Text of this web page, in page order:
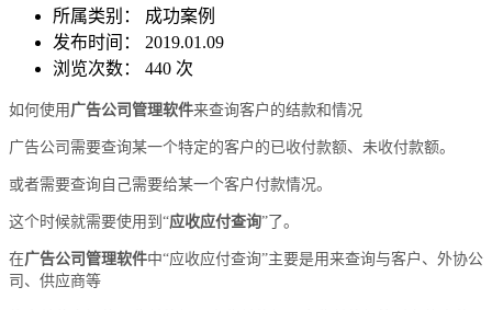
所属类别： 成功案例
发布时间： 2019.01.09
浏览次数： 440 次
如何使用 广告公司管理软件来查询客户的结款和情况
广告公司需要查询某一个特定的客户的已收付款额、未收付款额。
或者需要查询自己需要给某一个客户付款情况。
这个时候就需要使用到“应收应付查询”了。
在广告公司管理软件中“应收应付查询”主要是用来查询与客户、外协公
司、供应商等